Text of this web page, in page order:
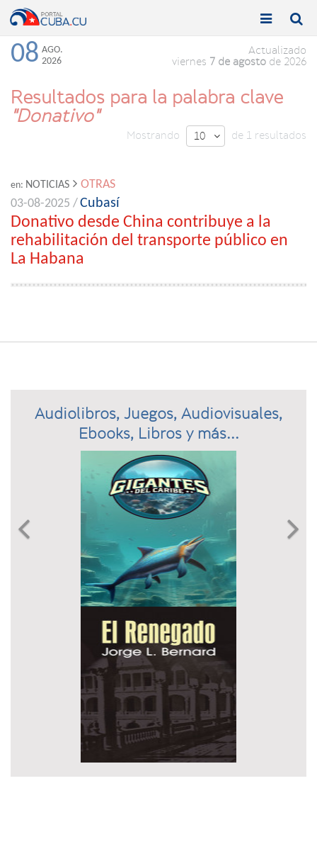
Toggle

Toggle

08 AGO.
2026
Actualizado
viernes 7 de agosto de 2026
Resultados para la palabra clave
"Donativo"
Mostrando 10  de 1 resultados
en: NOTICIAS
OTRAS
03-08-2025 /Cubasí
Donativo desde China contribuye a la
rehabilitación del transporte público en
La Habana
Audiolibros, Juegos, Audiovisuales,
Ebooks, Libros y más...
Previous 